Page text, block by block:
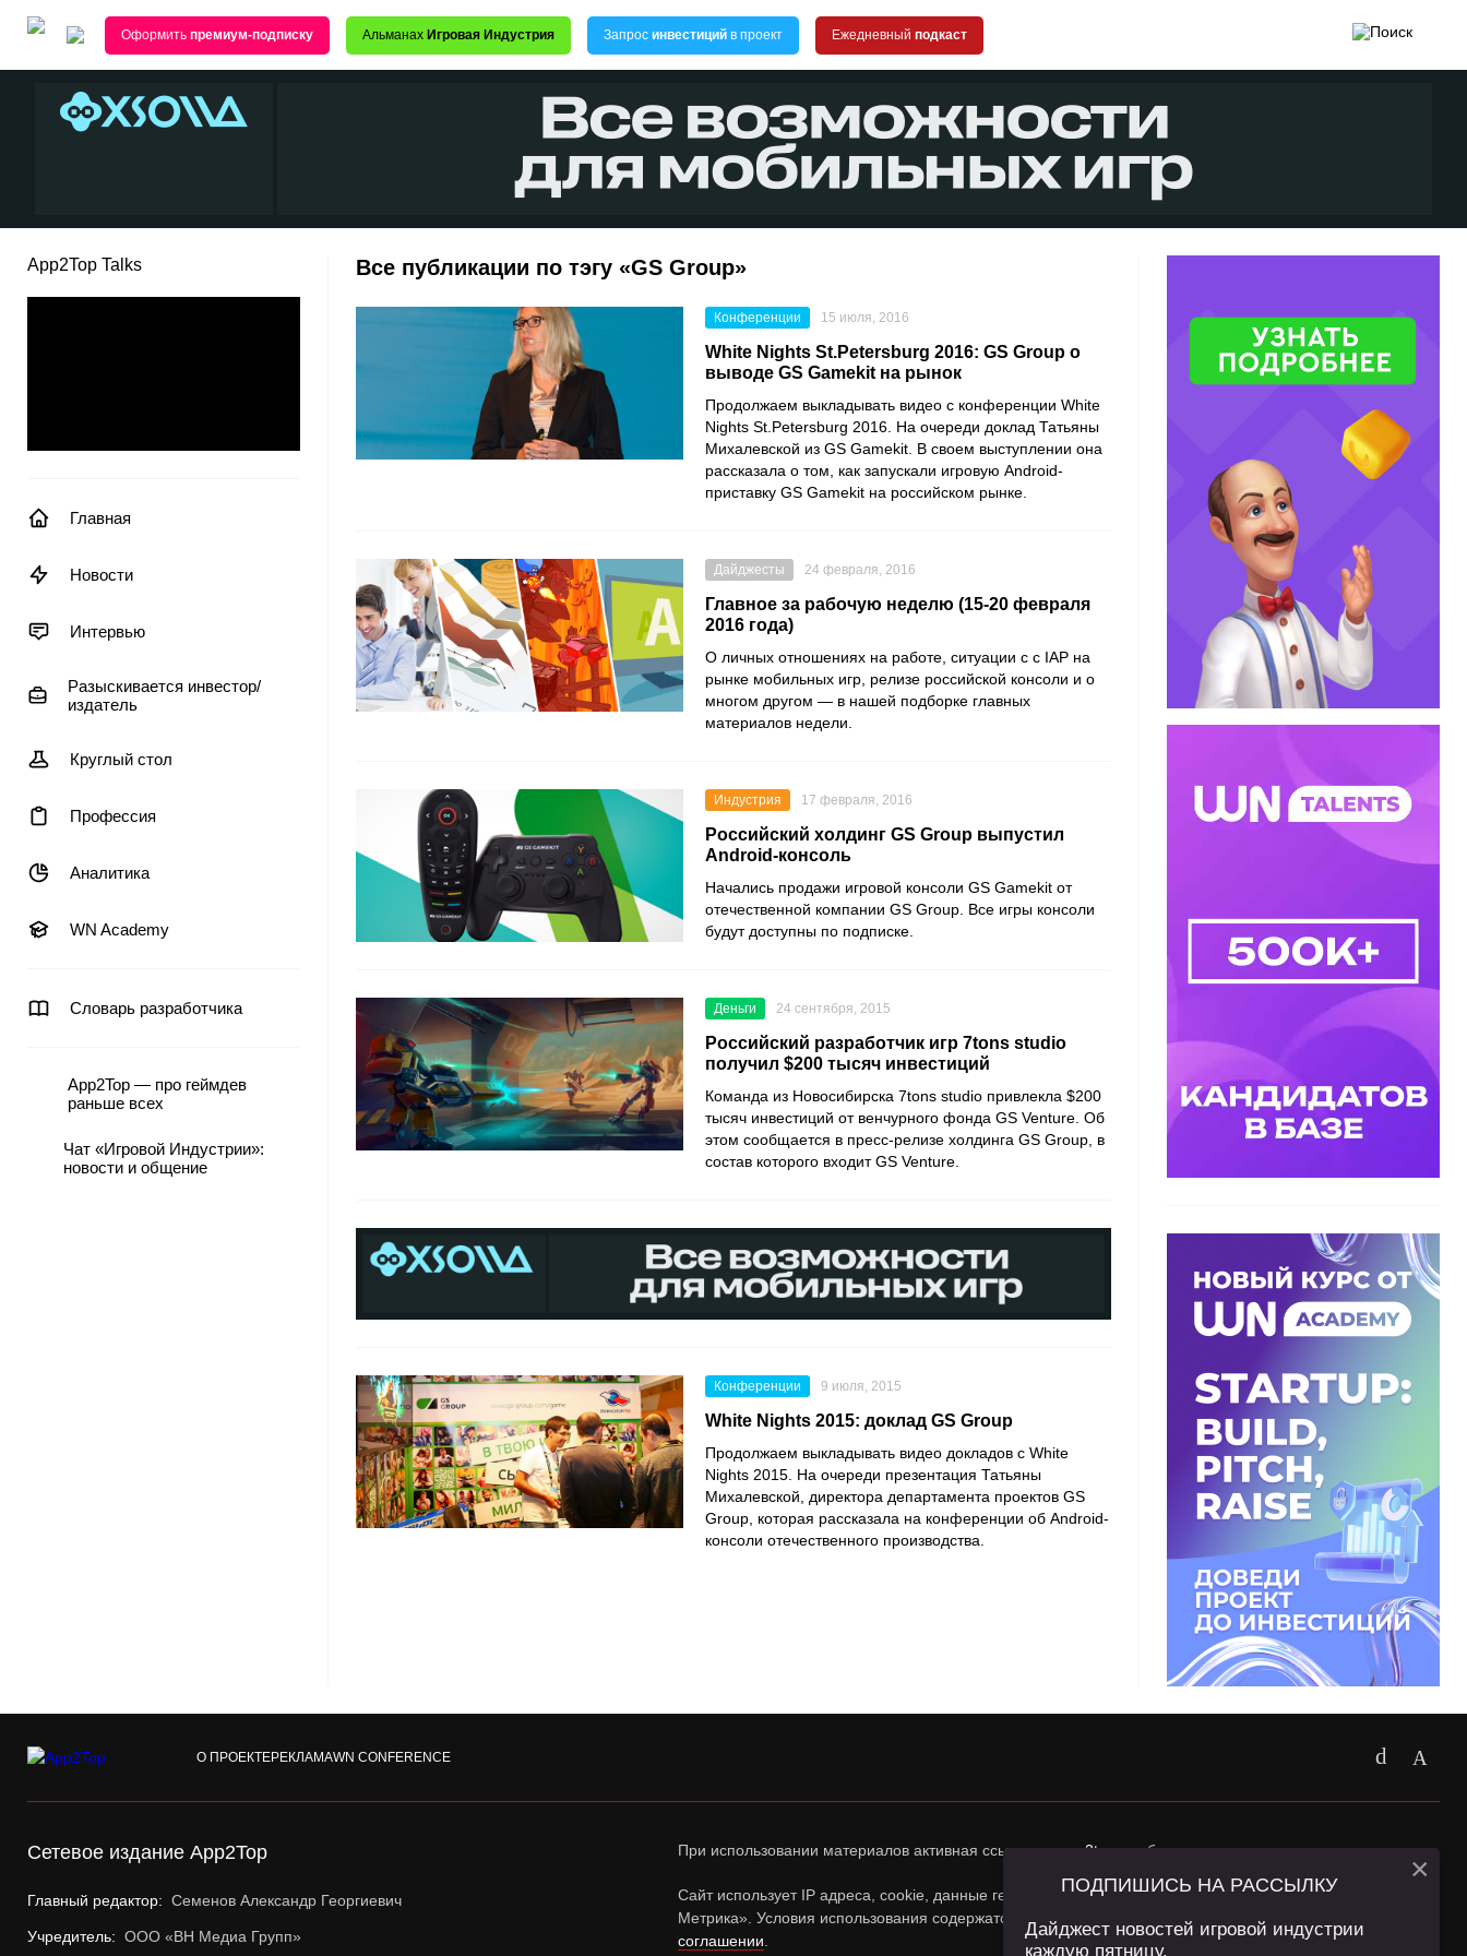
Оформить премиум-подписку Альманах Игровая Индустрия Запрос инвестиций в проект Ежедневный подкаст
App2Top Talks
Главная
Новости
Интервью
Разыскивается инвестор/
издатель
Круглый стол
Профессия
Аналитика
WN Academy
Словарь разработчика
App2Top — про геймдев
раньше всех
Чат «Игровой Индустрии»:
новости и общение
Все публикации по тэгу «GS Group»
Конференции 15 июля, 2016
White Nights St.Petersburg 2016: GS Group о
выводе GS Gamekit на рынок
Продолжаем выкладывать видео с конференции White
Nights St.Petersburg 2016. На очереди доклад Татьяны
Михалевской из GS Gamekit. В своем выступлении она
рассказала о том, как запускали игровую Android-
приставку GS Gamekit на российском рынке.
Дайджесты 24 февраля, 2016
Главное за рабочую неделю (15-20 февраля
2016 года)
О личных отношениях на работе, ситуации с с IAP на
рынке мобильных игр, релизе российской консоли и о
многом другом — в нашей подборке главных
материалов недели.
Индустрия 17 февраля, 2016
Российский холдинг GS Group выпустил
Android-консоль
Начались продажи игровой консоли GS Gamekit от
отечественной компании GS Group. Все игры консоли
будут доступны по подписке.
Деньги 24 сентября, 2015
Российский разработчик игр 7tons studio
получил $200 тысяч инвестиций
Команда из Новосибирска 7tons studio привлекла $200
тысяч инвестиций от венчурного фонда GS Venture. Об
этом сообщается в пресс-релизе холдинга GS Group, в
состав которого входит GS Venture.
Конференции 9 июля, 2015
White Nights 2015: доклад GS Group
Продолжаем выкладывать видео докладов с White
Nights 2015. На очереди презентация Татьяны
Михалевской, директора департамента проектов GS
Group, которая рассказала на конференции об Android-
консоли отечественного производства.
О ПРОЕКТЕРЕКЛАМАWN CONFERENCE
Сетевое издание App2Top
Главный редактор: Семенов Александр Георгиевич
Учредитель: ООО «ВН Медиа Групп»
При использовании материалов активная ссылка наapp2top.ruобязательна.
Сайт использует IP адреса, cookie, данные геолокации Пользователей сайта и сервис «Яндекс
Метрика». Условия использования содержатся в
Политике конфиденциальностии
соглашении
ПОДПИШИСЬ НА РАССЫЛКУ
Дайджест новостей игровой индустрии
каждую пятницу.
×